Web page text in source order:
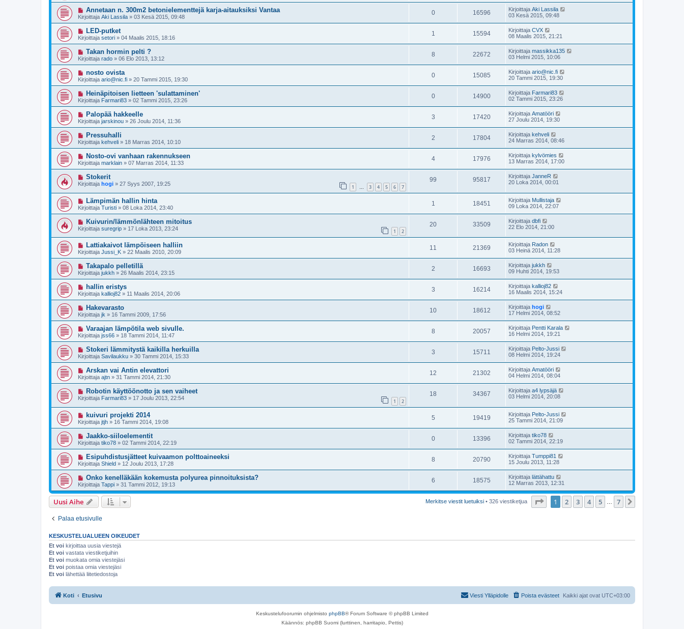
Annetaan n. 300m2 betonielementtejä karja-aitauksiksi Vantaa
Kirjoittaja Aki Lassila » 03 Kesä 2015, 09:48
0 16596 Kirjoittaja Aki Lassila
03 Kesä 2015, 09:48
LED-putket
Kirjoittaja setori » 04 Maalis 2015, 18:16
1 15594 Kirjoittaja CVX
08 Maalis 2015, 21:21
Takan hormin pelti ?
Kirjoittaja rado » 06 Elo 2013, 13:12
8 22672 Kirjoittaja massikka135
03 Helmi 2015, 10:06
nosto ovista
Kirjoittaja ario@nic.fi » 20 Tammi 2015, 19:30
0 15085 Kirjoittaja ario@nic.fi
20 Tammi 2015, 19:30
Heinäpitoisen lietteen 'sulattaminen'
Kirjoittaja Farmari83 » 02 Tammi 2015, 23:26
0 14900 Kirjoittaja Farmari83
02 Tammi 2015, 23:26
Palopää hakkeelle
Kirjoittaja jarskinou » 26 Joulu 2014, 11:36
3 17420 Kirjoittaja Amatööri
27 Joulu 2014, 19:30
Pressuhalli
Kirjoittaja kehveli » 18 Marras 2014, 10:10
2 17804 Kirjoittaja kehveli
24 Marras 2014, 08:46
Nosto-ovi vanhaan rakennukseen
Kirjoittaja marklain » 07 Marras 2014, 11:33
4 17976 Kirjoittaja kylvömies
13 Marras 2014, 17:00
Stokerit
Kirjoittaja hogi » 27 Syys 2007, 19:25 1 … 3 4 5 6 7
99 95817 Kirjoittaja JanneR
20 Loka 2014, 00:01
Lämpimän hallin hinta
Kirjoittaja Turisti » 08 Loka 2014, 23:40
1 18451 Kirjoittaja Mullistaja
09 Loka 2014, 22:07
Kuivurin/lämmönlähteen mitoitus
Kirjoittaja suregrip » 17 Loka 2013, 23:24 1 2
20 33509 Kirjoittaja dbfi
22 Elo 2014, 21:00
Lattiakaivot lämpöiseen halliin
Kirjoittaja Jussi_K » 22 Maalis 2010, 20:09
11 21369 Kirjoittaja Radon
03 Heinä 2014, 11:28
Takapalo pelletillä
Kirjoittaja jukkh » 26 Maalis 2014, 23:15
2 16693 Kirjoittaja jukkh
09 Huhti 2014, 19:53
hallin eristys
Kirjoittaja kallioj82 » 11 Maalis 2014, 20:06
3 16214 Kirjoittaja kallioj82
16 Maalis 2014, 15:24
Hakevarasto
Kirjoittaja jk » 16 Tammi 2009, 17:56
10 18612 Kirjoittaja hogi
17 Helmi 2014, 08:52
Varaajan lämpötila web sivulle.
Kirjoittaja jss66 » 18 Tammi 2014, 11:47
8 20057 Kirjoittaja Pentti Karala
16 Helmi 2014, 19:21
Stokeri lämmitystä kaikilla herkuilla
Kirjoittaja Savilaukku » 30 Tammi 2014, 15:33
3 15711 Kirjoittaja Pelto-Jussi
08 Helmi 2014, 19:24
Arskan vai Antin elevattori
Kirjoittaja ajtn » 31 Tammi 2014, 21:30
12 21302 Kirjoittaja Amatööri
04 Helmi 2014, 08:04
Robotin käyttöönotto ja sen vaiheet
Kirjoittaja Farmari83 » 17 Joulu 2013, 22:54 1 2
18 34367 Kirjoittaja a4 lypsäjä
03 Helmi 2014, 20:08
kuivuri projekti 2014
Kirjoittaja jtjh » 16 Tammi 2014, 19:08
5 19419 Kirjoittaja Pelto-Jussi
25 Tammi 2014, 21:09
Jaakko-siiloelementit
Kirjoittaja tiko78 » 02 Tammi 2014, 22:19
0 13396 Kirjoittaja tiko78
02 Tammi 2014, 22:19
Esipuhdistusjätteet kuivaamon polttoaineeksi
Kirjoittaja Shield » 12 Joulu 2013, 17:28
8 20790 Kirjoittaja Tumppi81
15 Joulu 2013, 11:28
Onko kenelläkään kokemusta polyurea pinnoituksista?
Kirjoittaja Tappi » 31 Tammi 2012, 19:13
6 18575 Kirjoittaja lättähattu
12 Marras 2013, 12:31
Uusi Aihe Merkitse viestit luetuiksi • 326 viestiketjua Sivu 7
1 2 3 4 5 7
Palaa etusivulle
KESKUSTELUALUEEN OIKEUDET
Et voi kirjoittaa uusia viestejä
Et voi vastata viestiketjuihin
Et voi muokata omia viestejäsi
Et voi poistaa omia viestejäsi
Et voi lähettää liitetiedostoja
Koti Etusivu Kaikki ajat ovat UTC+03:00
Poista evästeet
Viesti Ylläpidolle
Keskustelufoorumin ohjelmisto phpBB® Forum Software © phpBB Limited
Käännös: phpBB Suomi (lurttinen, harritapio, Pettis)